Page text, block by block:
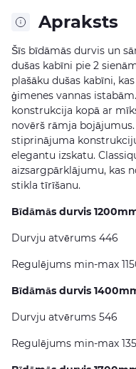
Apraksts
Šīs bīdāmās durvis un
dušas kabīni pie 2
plašāku dušas kabīni,
ģimenes vannas
konstrukcija kopā ar
novērš rāmja
stiprinājuma
elegantu izskatu.
aizsargpārklājumu, kas
stikla tīrīšanu.
Bīdāmās durvis
Durvju atvērums 446
Regulējums min-max
Bīdāmās durvis
Durvju atvērums 546
Regulējums min-max